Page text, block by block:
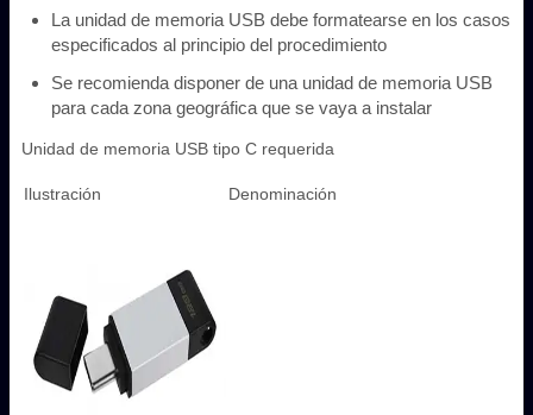
La unidad de memoria USB debe formatearse en los casos
especificados al principio del procedimiento
Se recomienda disponer de una unidad de memoria USB
para cada zona geográfica que se vaya a instalar
Unidad de memoria USB tipo C requerida
Ilustración Denominación